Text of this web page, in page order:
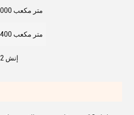
7000 متر مكعب
1400 متر مكعب
12 إنش